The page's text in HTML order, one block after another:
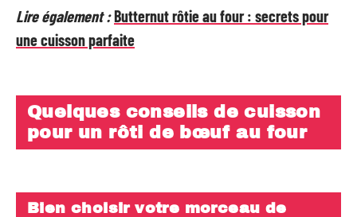
Lire également :Butternut rôtie au four : secrets pour
une cuisson parfaite
Quelques conseils de cuisson
pour un rôti de bœuf au four
Bien choisir votre morceau de